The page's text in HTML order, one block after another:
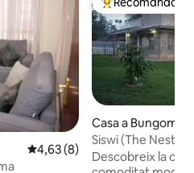
4,63 de puntuació mitjana
4,63 (8)
Principals
Casa a Bungoma
Siswi (The Nest) -
Descobreix la